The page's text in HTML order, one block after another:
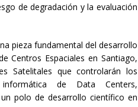
de degradación y la evaluación
pieza fundamental del desarrollo
Centros Espaciales en Santiago,
Satelitales que controlarán los
de Data Centers,
polo de desarrollo científico en